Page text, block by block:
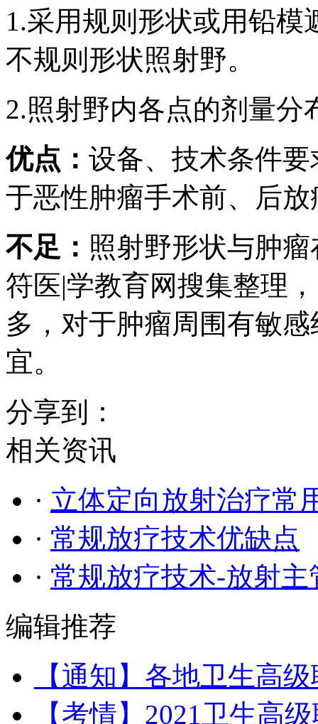
1.采用规则形状或用铅
不规则形状照射野。
2.照射野内各点的剂量分
优点： 设备、技术条件
于恶性肿瘤手术前、后放
不足： 照射野形状与肿
符医|学教育网搜集整理
多，对于肿瘤周围有敏
宜。
分享到：
相关资讯
· 立体定向放射治疗常
· 常规放疗技术优缺点
· 常规放疗技术-放射
编辑推荐
【通知】各地卫生高
【考情】2021卫生高